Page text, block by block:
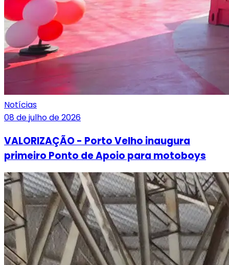
Notícias
08 de julho de 2026
VALORIZAÇÃO - Porto Velho inaugura
primeiro Ponto de Apoio para motoboys